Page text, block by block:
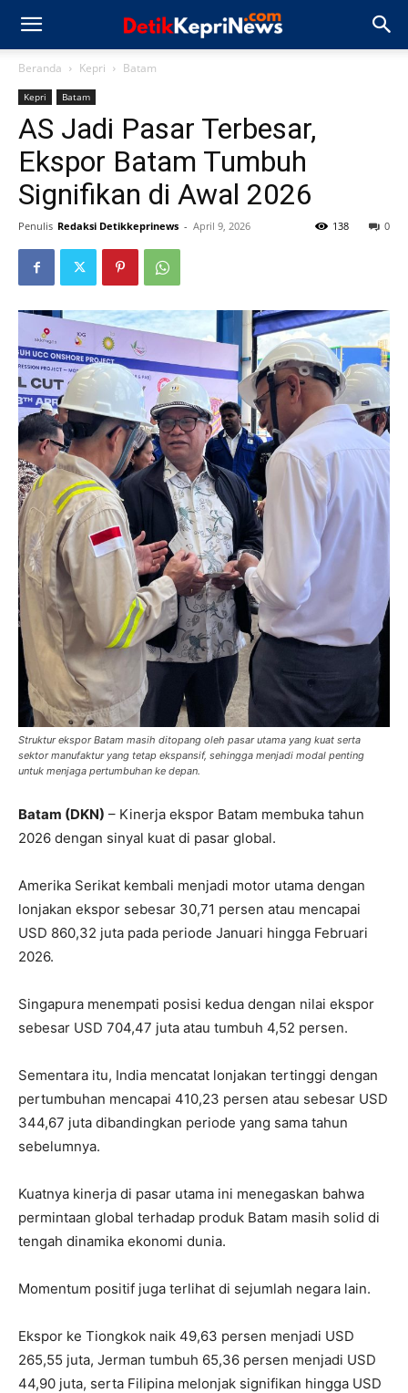
Beranda Kepri Batam
Kepri Batam
AS Jadi Pasar Terbesar,
Ekspor Batam Tumbuh
Signifikan di Awal 2026
Penulis Redaksi Detikkeprinews - April 9, 2026 0
138
Struktur ekspor Batam masih ditopang oleh pasar utama yang kuat serta
sektor manufaktur yang tetap ekspansif, sehingga menjadi modal penting
untuk menjaga pertumbuhan ke depan.
Batam (DKN) – Kinerja ekspor Batam membuka tahun
2026 dengan sinyal kuat di pasar global.
Amerika Serikat kembali menjadi motor utama dengan
lonjakan ekspor sebesar 30,71 persen atau mencapai
USD 860,32 juta pada periode Januari hingga Februari
2026.
Singapura menempati posisi kedua dengan nilai ekspor
sebesar USD 704,47 juta atau tumbuh 4,52 persen.
Sementara itu, India mencatat lonjakan tertinggi dengan
pertumbuhan mencapai 410,23 persen atau sebesar USD
344,67 juta dibandingkan periode yang sama tahun
sebelumnya.
Kuatnya kinerja di pasar utama ini menegaskan bahwa
permintaan global terhadap produk Batam masih solid di
tengah dinamika ekonomi dunia.
Momentum positif juga terlihat di sejumlah negara lain.
Ekspor ke Tiongkok naik 49,63 persen menjadi USD
265,55 juta, Jerman tumbuh 65,36 persen menjadi USD
44,90 juta, serta Filipina melonjak signifikan hingga USD